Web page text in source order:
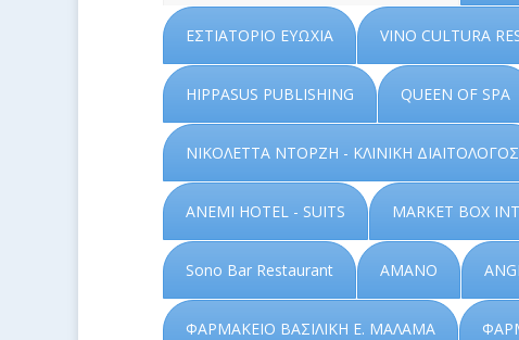
ΕΣΤΙΑΤΟΡΙΟ ΕΥΩΧΙΑ VINO CULTURA
HIPPASUS PUBLISHING QUEEN OF SPA
ΝΙΚΟΛΕΤΤΑ ΝΤΟΡΖΗ - ΚΛΙΝΙΚΗ ΔΙΑΙΤΟΛΟΓΟΣ
ANEMI HOTEL - SUITS MARKET BOX
Sono Bar Restaurant AMANO
ΦΑΡΜΑΚΕΙΟ ΒΑΣΙΛΙΚΗ Ε. ΜΑΛΑΜΑ